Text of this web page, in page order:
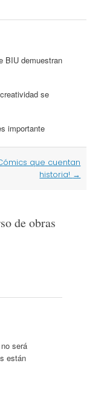
BIU demuestran
se
importante
que cuentan
historia! →
de obras
será
están